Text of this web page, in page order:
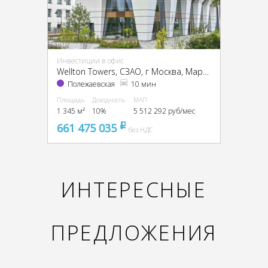
Инвестиции в офис
Wellton Towers, CЗАО, г Москва, Маршала Жукова пр-т, 39
Полежаевская 10 мин
Площадь
1 345 м²
Доходность
10%
МАП
5 512 292 руб/мес
661 475 035 pуббез НДС
ИНТЕРЕСНЫЕ
ПРЕДЛОЖЕНИЯ